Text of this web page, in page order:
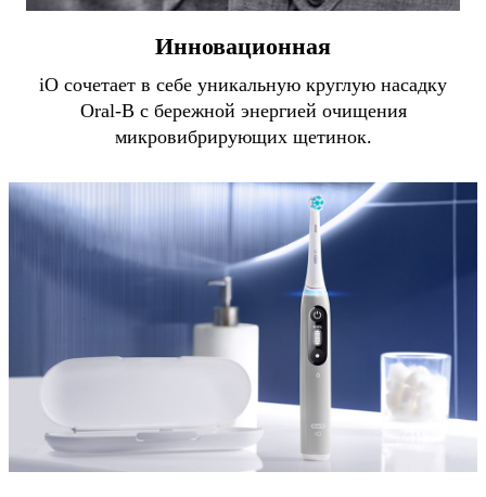
Инновационная
iO сочетает в себе уникальную круглую насадку
Oral-B с бережной энергией очищения
микровибрирующих щетинок.